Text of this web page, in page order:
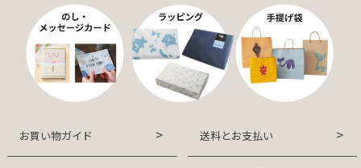
お買い物ガイド 送料とお支払い